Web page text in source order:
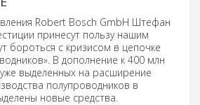
Robert Bosch GmbH Штефан
принесут пользу нашим
бороться с кризисом в цепочке
В дополнение к 400 млн
выделенных на расширение
полупроводников в
новые средства.